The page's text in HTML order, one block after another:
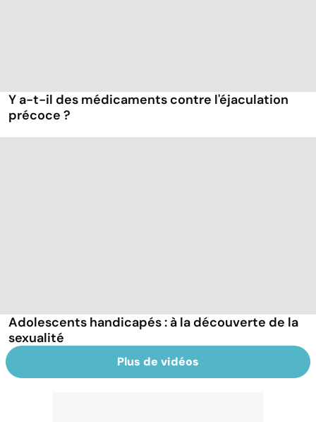
Y a-t-il des médicaments contre l'éjaculation
précoce ?
Adolescents handicapés : à la découverte de la
sexualité
Plus de vidéos